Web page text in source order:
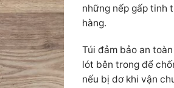
những nếp gấp tinh
hàng.
Túi đảm bảo an
lót bên trong để
nếu bị dơ khi vận